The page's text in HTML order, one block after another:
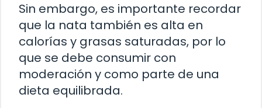
Sin embargo, es importante recordar
que la nata también es alta en
calorías y grasas saturadas, por lo
que se debe consumir con
moderación y como parte de una
dieta equilibrada.